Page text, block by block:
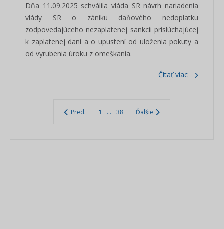
Dňa 11.09.2025 schválila vláda SR návrh nariadenia
vlády SR o zániku daňového nedoplatku
zodpovedajúceho nezaplatenej sankcii prislúchajúcej
k zaplatenej dani a o upustení od uloženia pokuty a
od vyrubenia úroku z omeškania.
Čítať viac
Pred. 1 ... 38 Ďalšie